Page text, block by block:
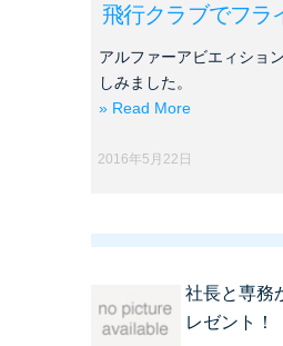
飛行クラブでフラ
アルファーアビエィショ
しみました。
» Read More
2016年5月22日
社長と専務
レゼント！